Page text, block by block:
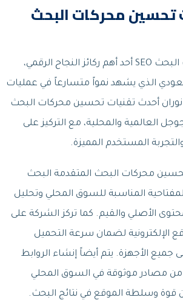
تحسين محركات البحث
يعتبر تحسين محركات البحث SEO أحد أهم ركائز النجاح الرقمي،
الذي يشهد نمواً متسارعاً في عمليات
أحدث تقنيات تحسين محركات البحث
العالمية والمحلية، مع التركيز على
المستخدم المميزة.
محركات البحث المتقدمة البحث
المناسبة للسوق المحلي وتحليل
الأصلي والقيم. كما تركز الشركة على
الإلكترونية لضمان سرعة التحميل
جميع الأجهزة. يتم أيضاً إنشاء الروابط
من مصادر موثوقة في السوق المحلي
قوة وسلطة الموقع في نتائج البحث.